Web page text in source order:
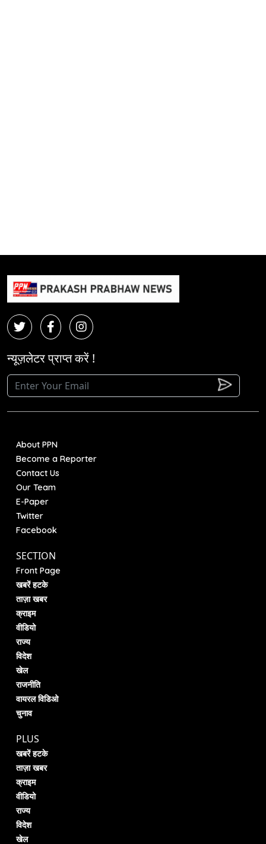
न्यूज़लेटर प्राप्त करें !
About PPN
Become a Reporter
Contact Us
Our Team
E-Paper
Twitter
Facebook
SECTION
Front Page
खबरें हटके
ताज़ा खबर
क्राइम
वीडियो
राज्य
विदेश
खेल
राजनीति
वायरल विडिओ
चुनाव
PLUS
खबरें हटके
ताज़ा खबर
क्राइम
वीडियो
राज्य
विदेश
खेल